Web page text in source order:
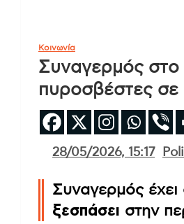
Κοινωνία
Συναγερμός στο
πυροσβέστες
28/05/2026, 15:17
Συναγερμός έχει
ξεσπάσει στην